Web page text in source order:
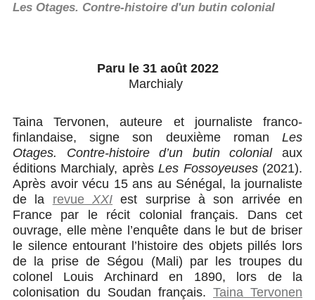
Les Otages. Contre-histoire d'un butin colonial
Paru le 31 août 2022
Marchialy
Taina Tervonen, auteure et journaliste franco-
finlandaise, signe son deuxième roman Les
Otages. Contre-histoire d’un butin colonialaux
éditions Marchialy, aprèsLes Fossoyeuses(2021).
Après avoir vécu 15 ans au Sénégal, la journaliste
de la revueXXI est surprise à son arrivée en
France par le récit colonial français. Dans cet
ouvrage, elle mène l’enquête dans le but de briser
le silence entourant l’histoire des objets pillés lors
de la prise de Ségou (Mali) par les troupes du
colonel Louis Archinard en 1890, lors de la
colonisation du Soudan français. Taina Tervonen